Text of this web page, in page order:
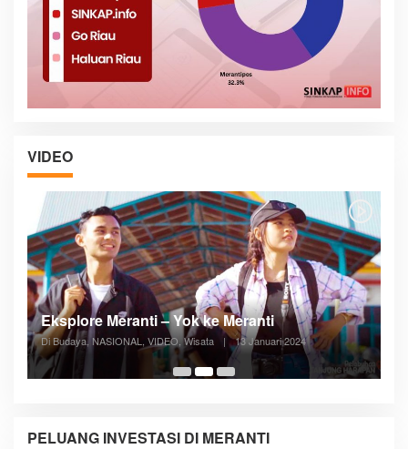
VIDEO
05:08
Posyandu Melayani Semua Siklus Hidup
Di ADVERTORIAL, Kesehatan, VIDEO 27 Desember 2023
PELUANG INVESTASI DI MERANTI